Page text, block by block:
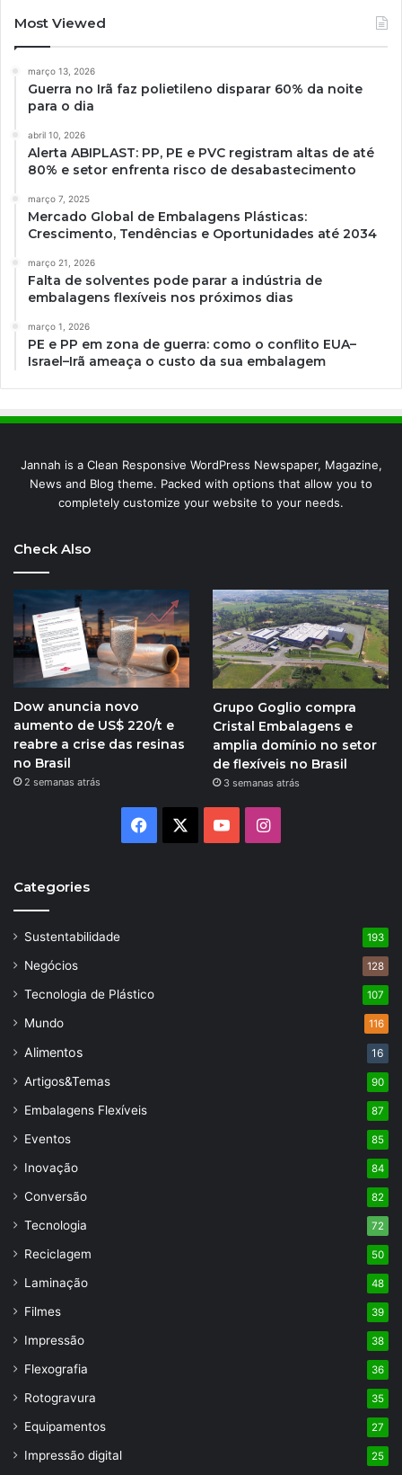
Most Viewed
março 13, 2026
Guerra no Irã faz polietileno disparar 60% da noite
para o dia
abril 10, 2026
Alerta ABIPLAST: PP, PE e PVC registram altas de até
80% e setor enfrenta risco de desabastecimento
março 7, 2025
Mercado Global de Embalagens Plásticas:
Crescimento, Tendências e Oportunidades até 2034
março 21, 2026
Falta de solventes pode parar a indústria de
embalagens flexíveis nos próximos dias
março 1, 2026
PE e PP em zona de guerra: como o conflito EUA–
Israel–Irã ameaça o custo da sua embalagem
Jannah is a Clean Responsive WordPress Newspaper, Magazine,
News and Blog theme. Packed with options that allow you to
completely customize your website to your needs.
Check Also
Dow anuncia novo
aumento de US$ 220/t e
reabre a crise das resinas
no Brasil
2 semanas atrás
Grupo Goglio compra
Cristal Embalagens e
amplia domínio no setor
de flexíveis no Brasil
3 semanas atrás
Facebook YouTubeInstagram
Categories
Sustentabilidade 193
Negócios 128
Tecnologia de Plástico 107
Mundo 116
Alimentos 16
Artigos&Temas 90
Embalagens Flexíveis 87
Eventos 85
Inovação 84
Conversão 82
Tecnologia 72
Reciclagem 50
Laminação 48
Filmes 39
Impressão 38
Flexografia 36
Rotogravura 35
Equipamentos 27
Impressão digital 25